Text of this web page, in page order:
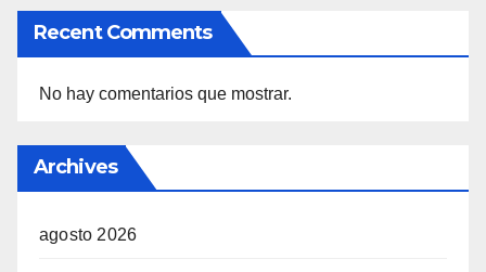
Recent Comments
No hay comentarios que mostrar.
Archives
agosto 2026